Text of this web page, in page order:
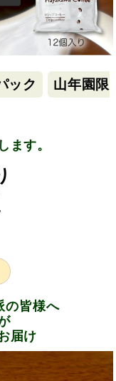
ック
山年園限
ます。
の皆様へ
届け